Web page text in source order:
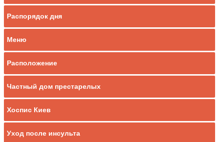
Распорядок дня
Меню
Расположение
Частный дом престарелых
Хоспис Киев
Уход после инсульта